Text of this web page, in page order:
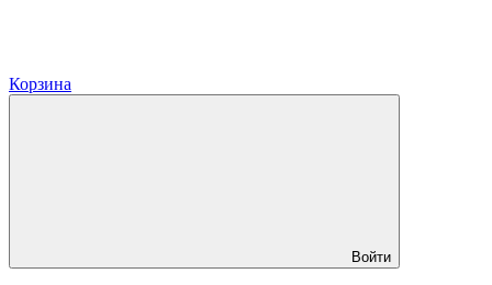
Корзина
Войти